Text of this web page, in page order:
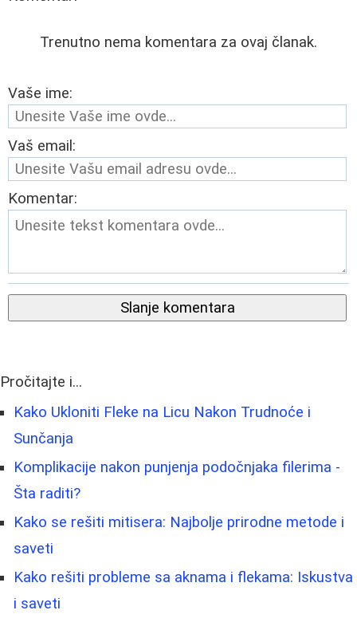
Trenutno nema komentara za ovaj članak.
Vaše ime:
Vaš email:
Komentar:
Slanje komentara
Pročitajte i...
Kako Ukloniti Fleke na Licu Nakon Trudnoće i
Sunčanja
Komplikacije nakon punjenja podočnjaka filerima -
Šta raditi?
Kako se rešiti mitisera: Najbolje prirodne metode i
saveti
Kako rešiti probleme sa aknama i flekama: Iskustva
i saveti